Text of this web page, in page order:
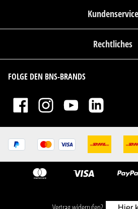
Kundenservice
Rechtliches
FOLGE DEN BNS-BRANDS